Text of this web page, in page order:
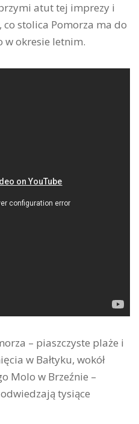
atut tej imprezy i
co stolica Pomorza ma do
w okresie letnim.
– piaszczyste plaże i
w Bałtyku, wokół
Molo w Brzeźnie –
tysiące